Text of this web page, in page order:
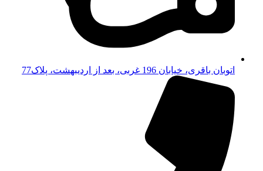
اتوبان باقری، خیابان 196 غربی، بعد از اردیبهشت، پلاک77